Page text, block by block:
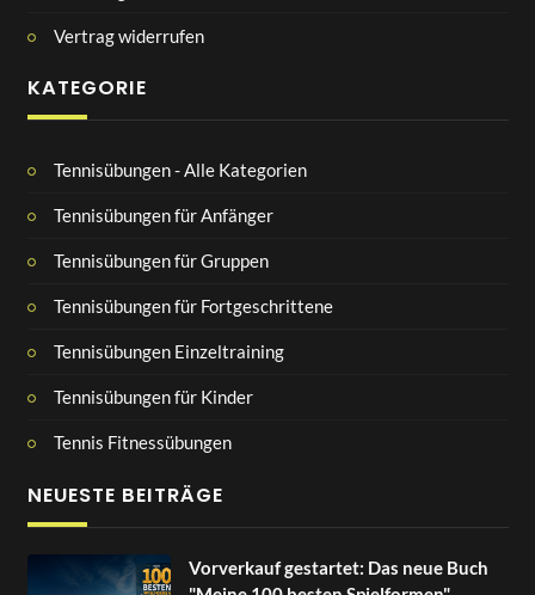
Vertrag widerrufen
KATEGORIE
Tennisübungen - Alle Kategorien
Tennisübungen für Anfänger
Tennisübungen für Gruppen
Tennisübungen für Fortgeschrittene
Tennisübungen Einzeltraining
Tennisübungen für Kinder
Tennis Fitnessübungen
NEUESTE BEITRÄGE
Vorverkauf gestartet: Das neue Buch